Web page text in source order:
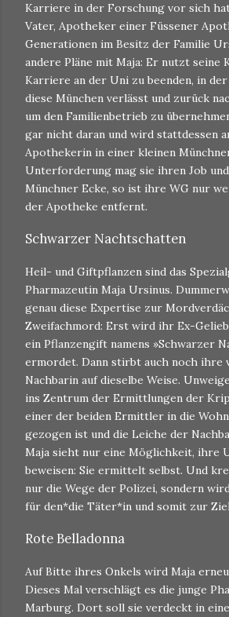
Karriere in der Forschung vor sich
Vater, Apotheker einer Füssener
Generationen im Besitz der Familie
andere Pläne mit Maja: Er nutzt seine
Karriere an der Uni zu beenden, in
diese München verlässt und zurück
um den Familienbetrieb zu
gar nicht daran und wird stattdessen
Apothekerin in einer kleinen
Unterforderung mag sie ihren Job
Münchner Ecke, so ist ihre WG nur
der Apotheke entfernt.
Schwarzer Nachtschatten
Heil- und Giftpflanzen sind das
Pharmazeutin Maja Ursinus.
genau diese Expertise zur
Zweifachmord: Erst wird ihr Ex-
ein Pflanzengift namens »Schwarzer
ermordet. Dann stirbt auch noch ihre
Nachbarin auf dieselbe Weise.
ins Zentrum der Ermittlungen der
einer der beiden Ermittler in die
gezogen ist und die Leiche der
Maja sieht nur eine Möglichkeit, ihre
beweisen: Sie ermittelt selbst. Und
nur die Wege der Polizei, sondern
für den*die Täter*in und somit zur
Rote Belladonna
Auf Bitte ihres Onkels wird Maja
Dieses Mal verschlägt es die junge
Marburg. Dort soll sie verdeckt in